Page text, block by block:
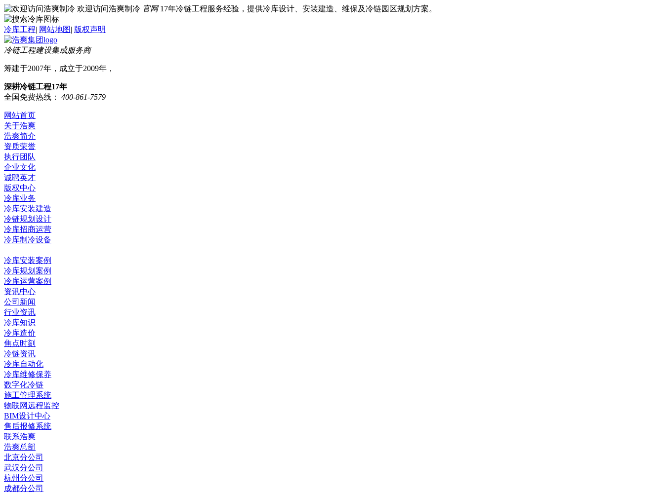
欢迎访问浩爽制冷 官网 17年冷链工程服务经验，提供冷库设计、安装建造、维保及冷链园区规划方案。
冷库工程| 网站地图| 版权声明
冷链工程建设集成服务商
筹建于2007年，成立于2009年，
深耕冷链工程17年
全国免费热线：
400-861-7579
网站首页
关于浩爽
浩爽简介
资质荣誉
执行团队
企业文化
诚聘英才
版权中心
冷库业务
冷库安装建造
冷链规划设计
冷库招商运营
冷库制冷设备
冷库安装案例
冷库规划案例
冷库运营案例
资讯中心
公司新闻
行业资讯
冷库知识
冷库造价
焦点时刻
冷链资讯
冷库自动化
冷库维修保养
数字化冷链
施工管理系统
物联网远程监控
BIM设计中心
售后报修系统
联系浩爽
浩爽总部
北京分公司
武汉分公司
杭州分公司
成都分公司